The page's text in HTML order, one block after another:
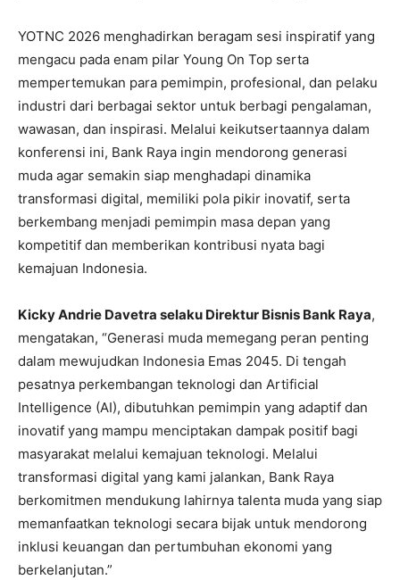
YOTNC 2026 menghadirkan beragam sesi inspiratif yang
mengacu pada enam pilar Young On Top serta
mempertemukan para pemimpin, profesional, dan pelaku
industri dari berbagai sektor untuk berbagi pengalaman,
wawasan, dan inspirasi. Melalui keikutsertaannya dalam
konferensi ini, Bank Raya ingin mendorong generasi
muda agar semakin siap menghadapi dinamika
transformasi digital, memiliki pola pikir inovatif, serta
berkembang menjadi pemimpin masa depan yang
kompetitif dan memberikan kontribusi nyata bagi
kemajuan Indonesia.
Kicky Andrie Davetra selaku Direktur Bisnis Bank Raya,
mengatakan, “Generasi muda memegang peran penting
dalam mewujudkan Indonesia Emas 2045. Di tengah
pesatnya perkembangan teknologi dan Artificial
Intelligence (AI), dibutuhkan pemimpin yang adaptif dan
inovatif yang mampu menciptakan dampak positif bagi
masyarakat melalui kemajuan teknologi. Melalui
transformasi digital yang kami jalankan, Bank Raya
berkomitmen mendukung lahirnya talenta muda yang siap
memanfaatkan teknologi secara bijak untuk mendorong
inklusi keuangan dan pertumbuhan ekonomi yang
berkelanjutan.”